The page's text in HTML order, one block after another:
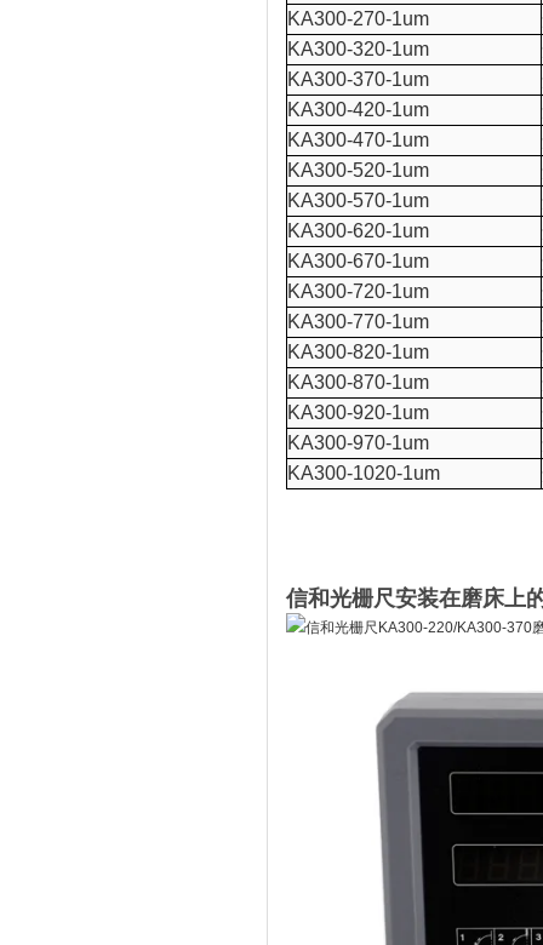
KA300-270-1um
KA300-320-1um
KA300-370-1um
KA300-420-1um
KA300-470-1um
KA300-520-1um
KA300-570-1um
KA300-620-1um
KA300-670-1um
KA300-720-1um
KA300-770-1um
KA300-820-1um
KA300-870-1um
KA300-920-1um
KA300-970-1um
KA300-1020-1um
信和光栅尺安装在磨床上